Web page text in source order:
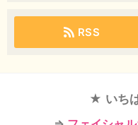
RSS
★ いち